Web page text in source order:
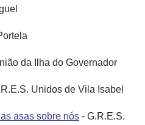
da Ilha do Governador
Unidos de Vila Isabel
asas sobre nós - G.R.E.S.